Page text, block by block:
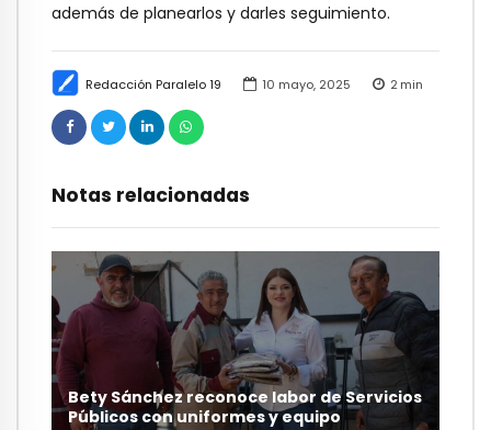
Redacción Paralelo 19 10 mayo, 2025 2 min
Notas relacionadas
Bety Sánchez reconoce labor de Servicios
Públicos con uniformes y equipo
además de planearlos y darles seguimiento.